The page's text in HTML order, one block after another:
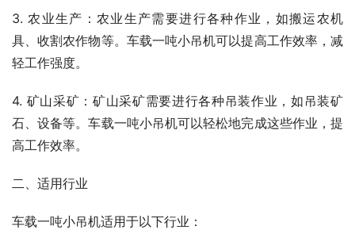
3. 农业生产：农业生产需要进行各种作业，如搬运农机
具、收割农作物等。车载一吨小吊机可以提高工作效率，减
轻工作强度。
4. 矿山采矿：矿山采矿需要进行各种吊装作业，如吊装矿
石、设备等。车载一吨小吊机可以轻松地完成这些作业，提
高工作效率。
二、适用行业
车载一吨小吊机适用于以下行业：